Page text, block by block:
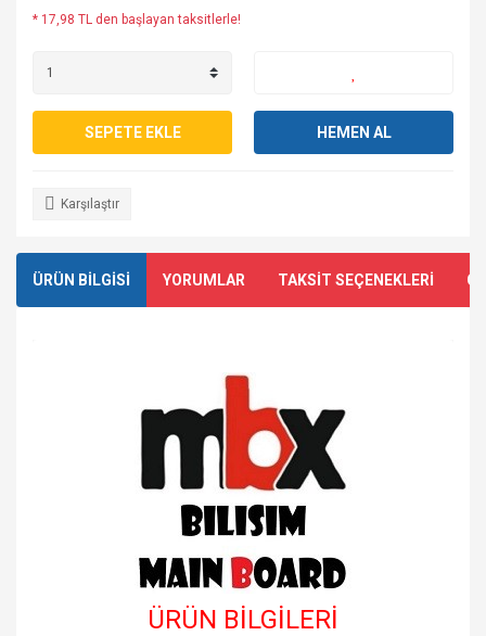
* 17,98 TL den başlayan taksitlerle!
SEPETE EKLE HEMEN AL
Karşılaştır
ÜRÜN BİLGİSİ YORUMLAR TAKSİT SEÇENEKLERİ
ÜRÜN BİLGİLERİ